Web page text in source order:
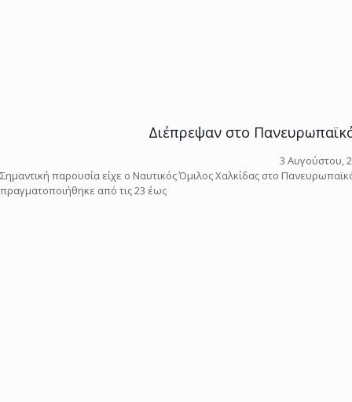
Διέπρεψαν στο
3 Αυγούστου,
Σημαντική παρουσία είχε ο Ναυτικός Όμιλος Χαλκίδας στο
πραγματοποιήθηκε από τις 23 έως